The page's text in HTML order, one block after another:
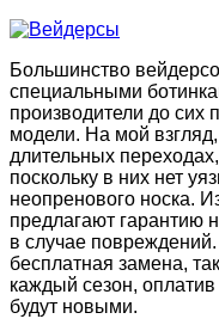
Большинство
специальными
производители до
модели. На мой
длительных
поскольку в них нет
неопренового носка.
предлагают гарантию
в случае
бесплатная замена,
каждый сезон,
будут новыми.